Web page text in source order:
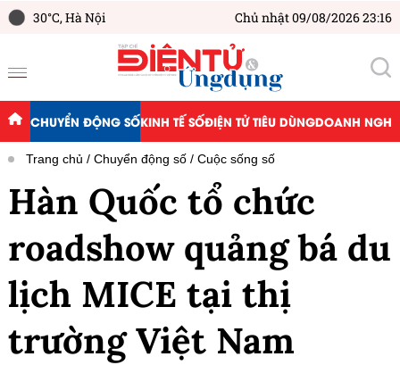
30°C,Hà Nội Chủ nhật 09/08/2026 23:16
CHUYỂN ĐỘNG SỐKINH TẾ SỐĐIỆN TỬ TIÊU DÙNGDOANH
Trang chủ Chuyển động số Cuộc sống số
Hàn Quốc tổ chức
roadshow quảng bá du
lịch MICE tại thị
trường Việt Nam